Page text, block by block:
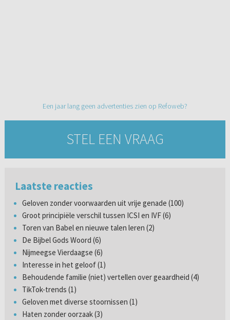
Een jaar lang geen advertenties zien op Refoweb?
STEL EEN VRAAG
Laatste reacties
Geloven zonder voorwaarden uit vrije genade (100)
Groot principiële verschil tussen ICSI en IVF (6)
Toren van Babel en nieuwe talen leren (2)
De Bijbel Gods Woord (6)
Nijmeegse Vierdaagse (6)
Interesse in het geloof (1)
Behoudende familie (niet) vertellen over geaardheid (4)
TikTok-trends (1)
Geloven met diverse stoornissen (1)
Haten zonder oorzaak (3)